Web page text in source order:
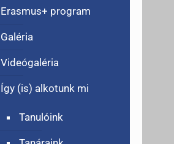
Erasmus+ program
Galéria
Videógaléria
Így (is) alkotunk mi
Tanulóink